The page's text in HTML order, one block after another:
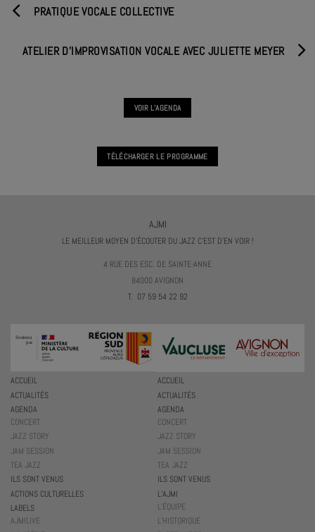
PRATIQUE VOCALE COLLECTIVE
ATELIER D'IMPROVISATION VOCALE AVEC JULIETTE MEYER
VOIR L'AGENDA
TÉLÉCHARGER LE PROGRAMME
AJMI
LE MEILLEUR MOYEN D'ÉCOUTER DU JAZZ C'EST D'EN VOIR !
4 RUE DES ESC. DE SAINTE-ANNE
84000 AVIGNON
T. 07 59 54 22 92
ACCUEIL
ACTUALITÉS
AGENDA
CONCERT
JAZZ STORY
JAM SESSION
TEA JAZZ
ILS SONT VENUS
ACCUEIL
ACTUALITÉS
AGENDA
CONCERT
JAZZ STORY
JAM SESSION
TEA JAZZ
ILS SONT VENUS
ACTIONS CULTURELLES
LABELS
AJMILIVE
L’AJMI
L’ÉQUIPE
L’HISTORIQUE